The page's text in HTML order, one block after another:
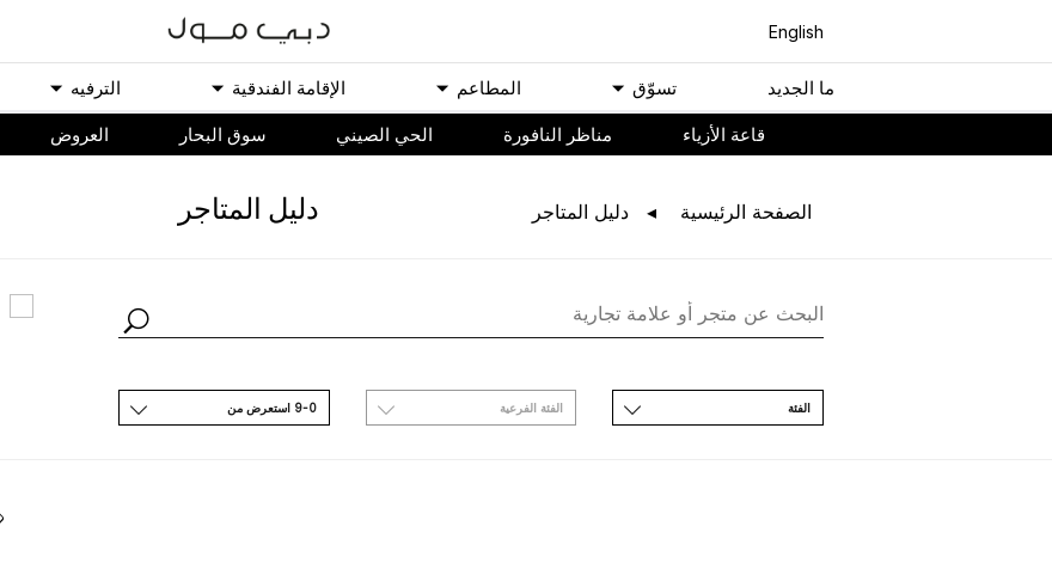
English
ﻣﺎ اﻟﺠﺪﻳﺪ ﺗﺴﻮّﻕ اﻟﻤﻄﺎﻋﻢ اﻹﻗﺎﻣﺔ اﻟﻔﻨﺪﻗﻴﺔ اﻟﺘﺮﻓﻴﻪ
ﻗﺎﻋﺔ اﻷﺯﻳﺎء مناظر النافورة الحي الصيني سوق البحار اﻟﻌﺮﻭﺽ
اﻟﺼﻔﺤﺔ اﻟﺮﺋﻴﺴﻴﺔ ﺩﻟﻴﻞ اﻟﻤﺘﺎﺟﺮ ﺩﻟﻴﻞ اﻟﻤﺘﺎﺟﺮ
اﻟﻔﺌﺔ اﻟﻔﺌﺔ اﻟﻔﺮﻋﻴﺔ 9-0 اﺳﺘﻌﺮﺽ ﻣﻦ